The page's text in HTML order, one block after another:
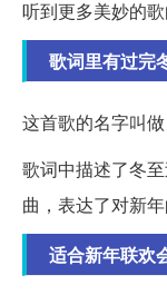
听到更多美妙的歌
歌词里有过完
这首歌的名字叫做
歌词中描述了冬
曲，表达了对新
适合新年联欢